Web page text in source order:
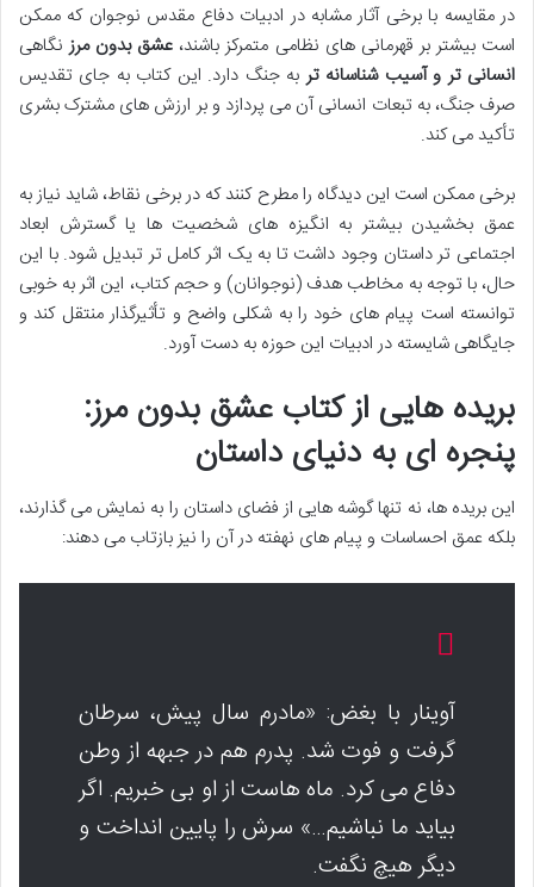
در مقایسه با برخی آثار مشابه در ادبیات دفاع مقدس نوجوان که ممکن
است بیشتر بر قهرمانی های نظامی متمرکز باشند، عشق بدون مرزنگاهی
انسانی تر و آسیب شناسانه تربه جنگ دارد. این کتاب به جای تقدیس
صرف جنگ، به تبعات انسانی آن می پردازد و بر ارزش های مشترک بشری
تأکید می کند.
برخی ممکن است این دیدگاه را مطرح کنند که در برخی نقاط، شاید نیاز به
عمق بخشیدن بیشتر به انگیزه های شخصیت ها یا گسترش ابعاد
اجتماعی تر داستان وجود داشت تا به یک اثر کامل تر تبدیل شود. با این
حال، با توجه به مخاطب هدف (نوجوانان) و حجم کتاب، این اثر به خوبی
توانسته است پیام های خود را به شکلی واضح و تأثیرگذار منتقل کند و
جایگاهی شایسته در ادبیات این حوزه به دست آورد.
بریده هایی از کتاب عشق بدون مرز:
پنجره ای به دنیای داستان
این بریده ها، نه تنها گوشه هایی از فضای داستان را به نمایش می گذارند،
بلکه عمق احساسات و پیام های نهفته در آن را نیز بازتاب می دهند:
آوینار با بغض: «مادرم سال پیش، سرطان
گرفت و فوت شد. پدرم هم در جبهه از وطن
دفاع می کرد. ماه هاست از او بی خبریم. اگر
بیاید ما نباشیم…» سرش را پایین انداخت و
دیگر هیچ نگفت.